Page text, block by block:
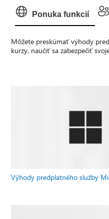
Ponuka funkcií
Môžete preskúmať výhody
kurzy, naučiť sa zabezpečiť
Výhody predplatného služby